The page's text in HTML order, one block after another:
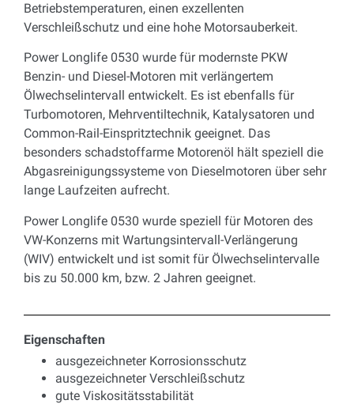
Betriebstemperaturen, einen exzellenten
Verschleißschutz und eine hohe Motorsauberkeit.
Power Longlife 0530 wurde für modernste PKW
Benzin- und Diesel-Motoren mit verlängertem
Ölwechselintervall entwickelt. Es ist ebenfalls für
Turbomotoren, Mehrventiltechnik, Katalysatoren und
Common-Rail-Einspritztechnik geeignet. Das
besonders schadstoffarme Motorenöl hält speziell die
Abgasreinigungssysteme von Dieselmotoren über sehr
lange Laufzeiten aufrecht.
Power Longlife 0530 wurde speziell für Motoren des
VW-Konzerns mit Wartungsintervall-Verlängerung
(WIV) entwickelt und ist somit für Ölwechselintervalle
bis zu 50.000 km, bzw. 2 Jahren geeignet.
Eigenschaften
ausgezeichneter Korrosionsschutz
ausgezeichneter Verschleißschutz
gute Viskositätsstabilität